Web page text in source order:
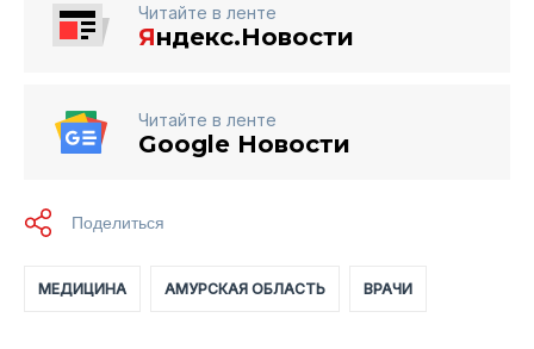
Читайте в ленте
Яндекс.Новости
Читайте в ленте
Google Новости
МЕДИЦИНА АМУРСКАЯ ОБЛАСТЬ ВРАЧИ